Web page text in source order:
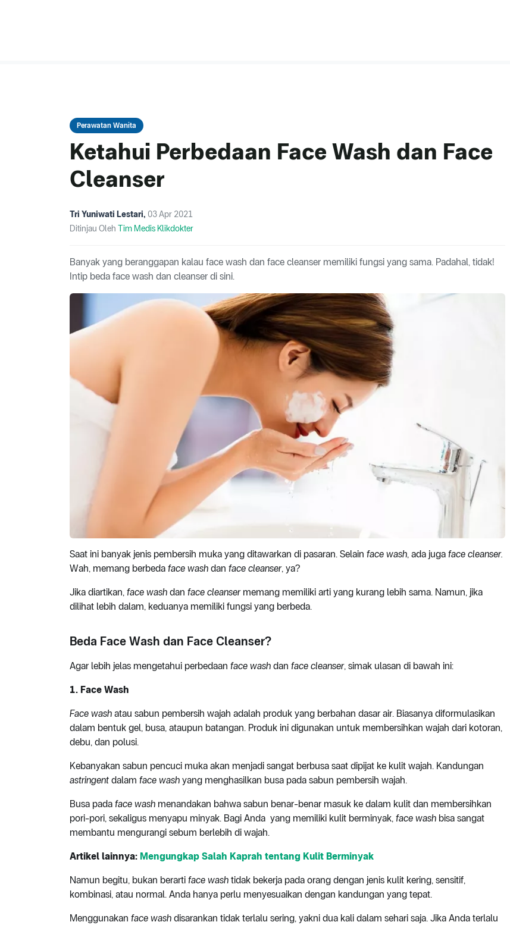
Perawatan Wanita
Ketahui Perbedaan Face Wash dan Face
Cleanser
Tri Yuniwati Lestari, 03 Apr 2021
Ditinjau Oleh Tim Medis Klikdokter
Banyak yang beranggapan kalau face wash dan face cleanser memiliki fungsi yang sama. Padahal, tidak!
Intip beda face wash dan cleanser di sini.
Saat ini banyak jenis pembersih muka yang ditawarkan di pasaran. Selain face wash, ada juga face cleanser.
Wah, memang berbeda face wash dan face cleanser, ya?
Jika diartikan, face wash dan face cleansermemang memiliki arti yang kurang lebih sama. Namun, jika
dilihat lebih dalam, keduanya memiliki fungsi yang berbeda.
Beda Face Wash dan Face Cleanser?
Agar lebih jelas mengetahui perbedaan face wash dan face cleanser, simak ulasan di bawah ini:
1. Face Wash
Face wash atau sabun pembersih wajah adalah produk yang berbahan dasar air. Biasanya diformulasikan
dalam bentuk gel, busa, ataupun batangan. Produk ini digunakan untuk membersihkan wajah dari kotoran,
debu, dan polusi.
Kebanyakan sabun pencuci muka akan menjadi sangat berbusa saat dipijat ke kulit wajah. Kandungan
astringent dalam face wash yang menghasilkan busa pada sabun pembersih wajah.
Busa pada face wash menandakan bahwa sabun benar-benar masuk ke dalam kulit dan membersihkan
pori-pori, sekaligus menyapu minyak. Bagi Anda yang memiliki kulit berminyak, face wash bisa sangat
membantu mengurangi sebum berlebih di wajah.
Artikel lainnya: Mengungkap Salah Kaprah tentang Kulit Berminyak
Namun begitu, bukan berarti face wash tidak bekerja pada orang dengan jenis kulit kering, sensitif,
kombinasi, atau normal. Anda hanya perlu menyesuaikan dengan kandungan yang tepat.
Menggunakan face wash disarankan tidak terlalu sering, yakni dua kali dalam sehari saja. Jika Anda terlalu